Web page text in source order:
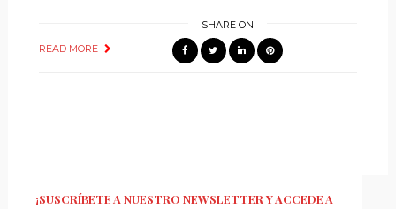
READ MORE
SHARE ON
¡SUSCRÍBETE A NUESTRO NEWSLETTER Y ACCEDE A